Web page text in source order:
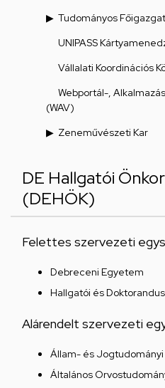
Tudományos
UNIPASS
Vállalati Koordinációs
Webportál-,
(WAV)
Zeneművészeti Kar
DE Hallgatói
(DEHÖK)
Felettes szervezeti
Debreceni Egyetem
Hallgatói és
Alárendelt szervezeti
Állam- és Jogtudományi
Általános